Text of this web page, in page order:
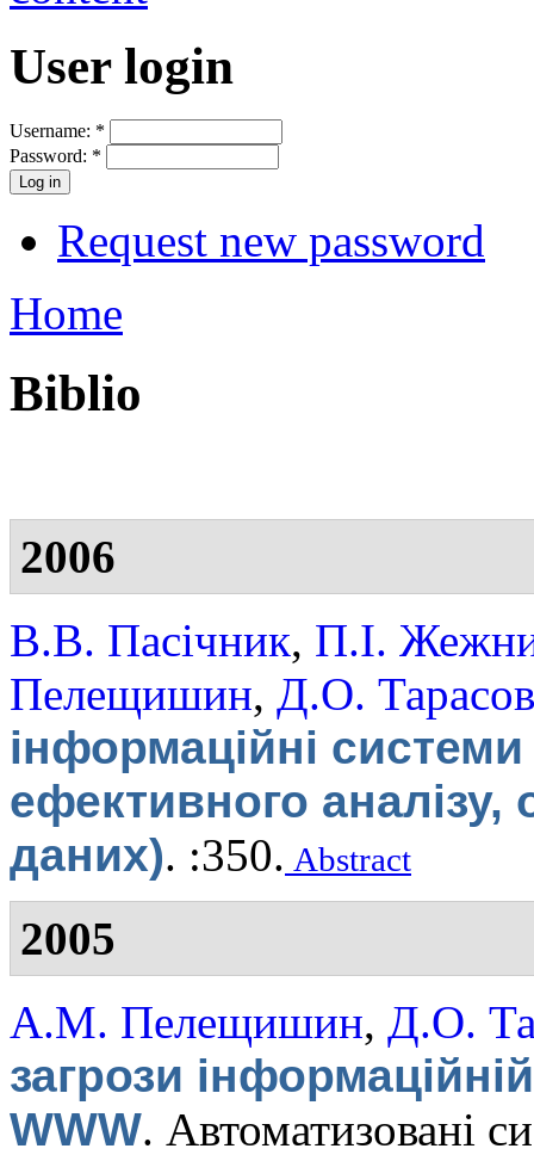
User login
Username: *
Password: *
Request new password
Home
Biblio
2006
В.В. Пасічник, П.І.
Пелещишин, Д.О. Тарасов
інформаційні системи
ефективного
даних). :350. Abstract
2005
А.М. Пелещишин, Д.О.
загрози
WWW. Автоматизовані